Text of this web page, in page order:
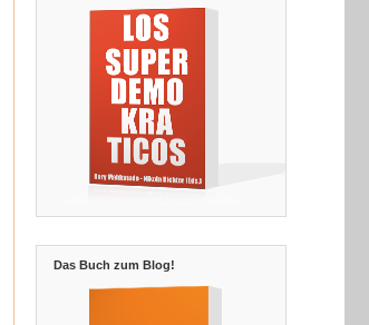
Das Buch zum Blog!